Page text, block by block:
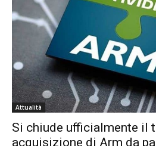
Attualità
Si chiude ufficialmente il
acquisizione di Arm da